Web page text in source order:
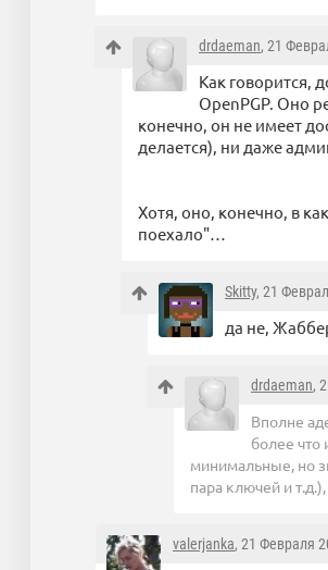
drdaeman, 21
Как говорится,
OpenPGP. Оно
конечно, он не имеет
делается), ни даже
Хотя, оно, конечно, в
поехало"…
Skitty, 21
да не,
drdaeman,
Вполне
более что
минимальные, но
пара ключей и
valerjanka, 21 Февраля